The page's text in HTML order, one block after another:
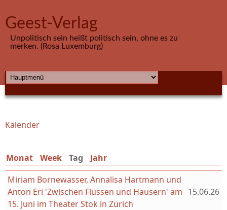
Geest-Verlag
Unpolitisch sein heißt politisch sein, ohne es zu
merken. (Rosa Luxemburg)
HAUPTMENÜ
Sie sind hier
Kalender
Monat Week Tag (aktiver Reiter)
Jahr
Miriam Bornewasser, Annalisa Hartmann und
Anton Eri 'Zwischen Flüssen und Häusern' am
15. Juni im Theater Stok in Zürich
15.06.26